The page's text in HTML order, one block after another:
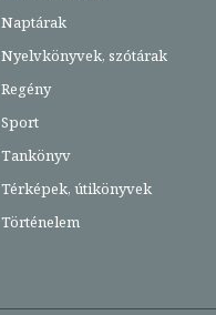
Naptárak
Nyelvkönyvek, szótárak
Regény
Sport
Tankönyv
Térképek, útikönyvek
Történelem